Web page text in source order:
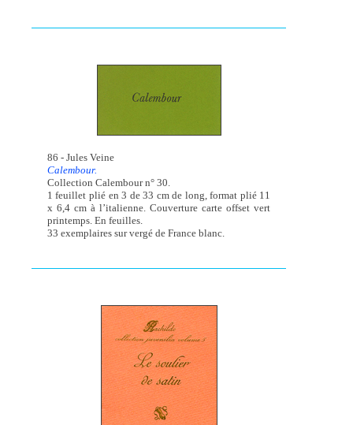
86 - Jules Veine
Calembour.
Collection Calembour n° 30.
1 feuillet plié en 3 de 33 cm de long, format plié 11
x 6,4 cm à l’italienne. Couverture carte offset vert
printemps. En feuilles.
33 exemplaires sur vergé de France blanc.